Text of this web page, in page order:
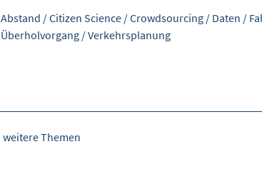
Abstand /Citizen Science /Crowdsourcing / Daten /
Überholvorgang /Verkehrsplanung
weitere Themen